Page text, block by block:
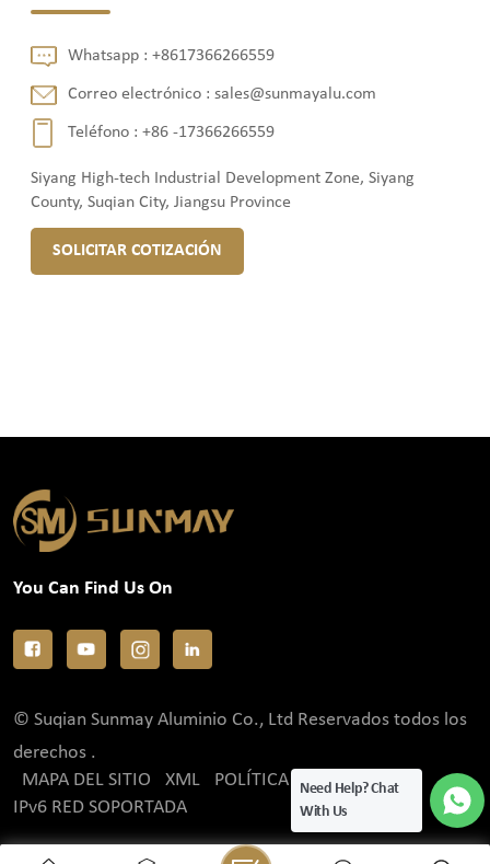
Whatsapp :+8617366266559
Correo electrónico :sales@sunmayalu.com
Teléfono :+86 -17366266559
Siyang High-tech Industrial Development Zone, Siyang
County, Suqian City, Jiangsu Province
SOLICITAR COTIZACIÓN
You Can Find Us On
© Suqian Sunmay Aluminio Co., Ltd Reservados todos los
derechos .
MAPA DEL SITIO
XML
POLÍTICA DE PRIVACIDAD
IPv6 RED SOPORTADA
Need Help? Chat
With Us